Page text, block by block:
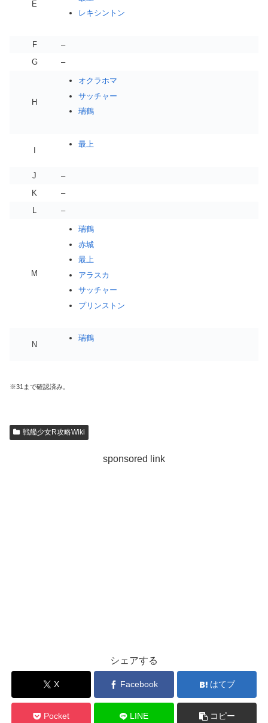
E
レキシントン
F
–
G
–
H
オクラホマ
サッチャー
瑞鶴
I
最上
J
–
K
–
L
–
M
瑞鶴
赤城
最上
アラスカ
サッチャー
プリンストン
N
瑞鶴
※31まで確認済み。
戦艦少女R攻略Wiki
sponsored link
シェアする
X Facebook はてブ
Pocket LINE コピー